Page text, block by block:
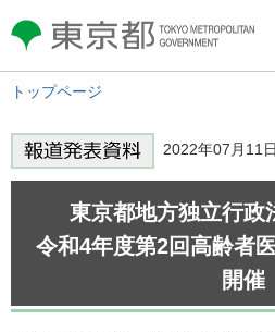
東京都 TOKYO METROPOLITAN
GOVERNMENT
トップページ
2022年07月11
東京都地方独立行政
令和4年度第2回高齢者
開催